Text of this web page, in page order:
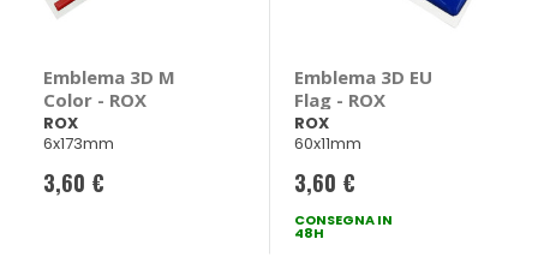
Emblema 3D M
Color - ROX
ROX
6x173mm
3,60 €
Emblema 3D EU
Flag - ROX
ROX
60x11mm
3,60 €
CONSEGNA IN
48H